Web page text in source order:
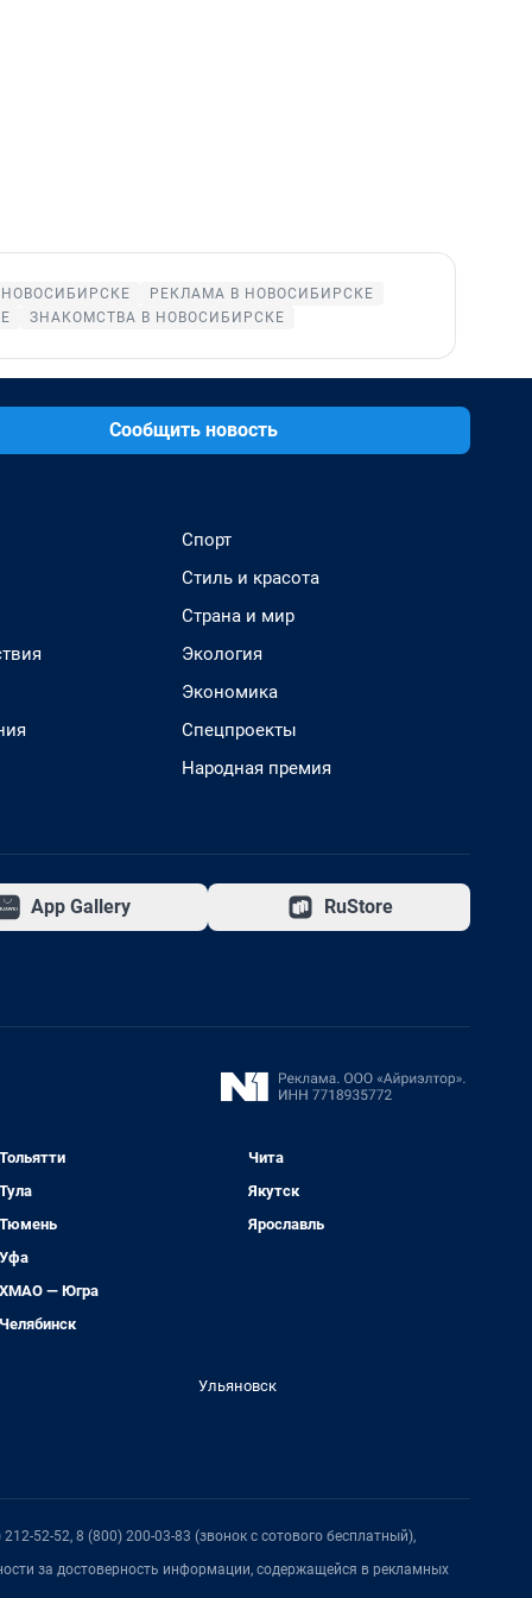
РЕКЛАМА В НОВОСИБИРСКЕ
ЗНАКОМСТВА В НОВОСИБИРСКЕ
Сообщить новость
Спорт
Стиль и красота
Страна и мир
Экология
Экономика
Спецпроекты
Народная премия
App Gallery RuStore
Тольятти
Тула
Тюмень
Уфа
ХМАО — Югра
Челябинск
Чита
Якутск
Ярославль
Ульяновск
52-52, 8 (800) 200-03-83 (звонок с сотового бесплатный),
за достоверность информации, содержащейся в рекламных